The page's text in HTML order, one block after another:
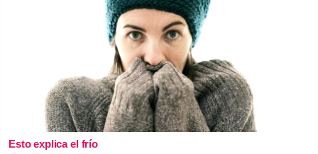
Esto explica el frío